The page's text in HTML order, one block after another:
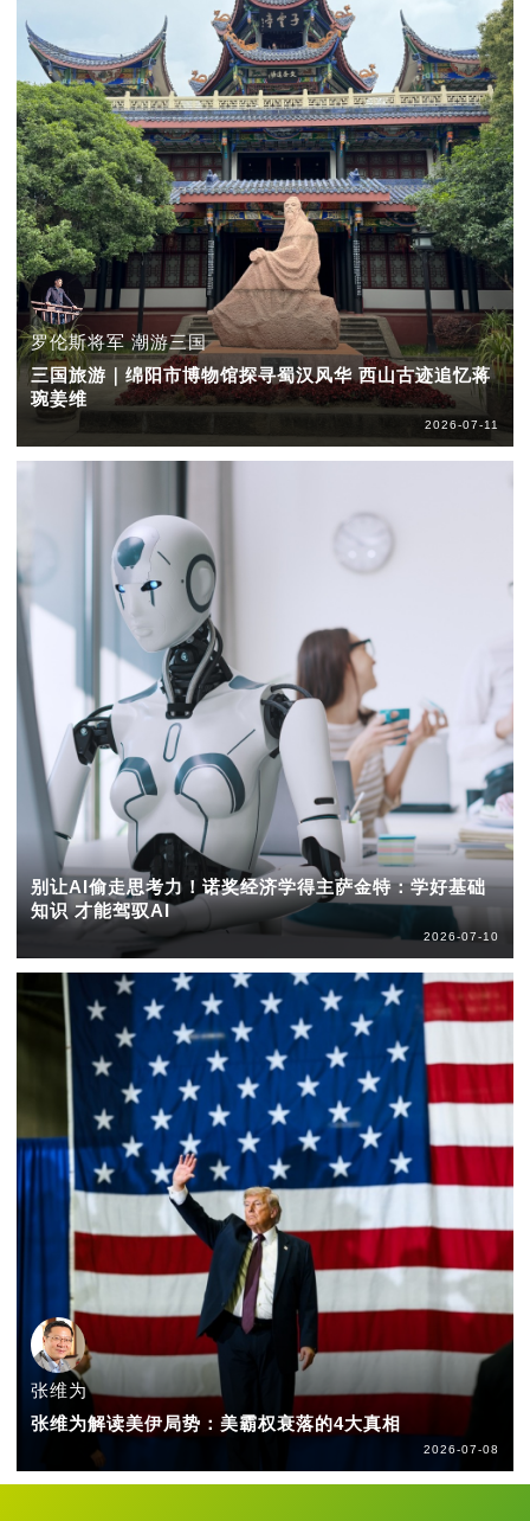
罗伦斯将军 潮游三国
三国旅游｜绵阳市博物馆探寻蜀汉风华 西山古迹追忆蒋
琬姜维
2026-07-11
别让AI偷走思考力！诺奖经济学得主萨金特：学好基础
知识 才能驾驭AI
2026-07-10
张维为
张维为解读美伊局势：美霸权衰落的4大真相
2026-07-08